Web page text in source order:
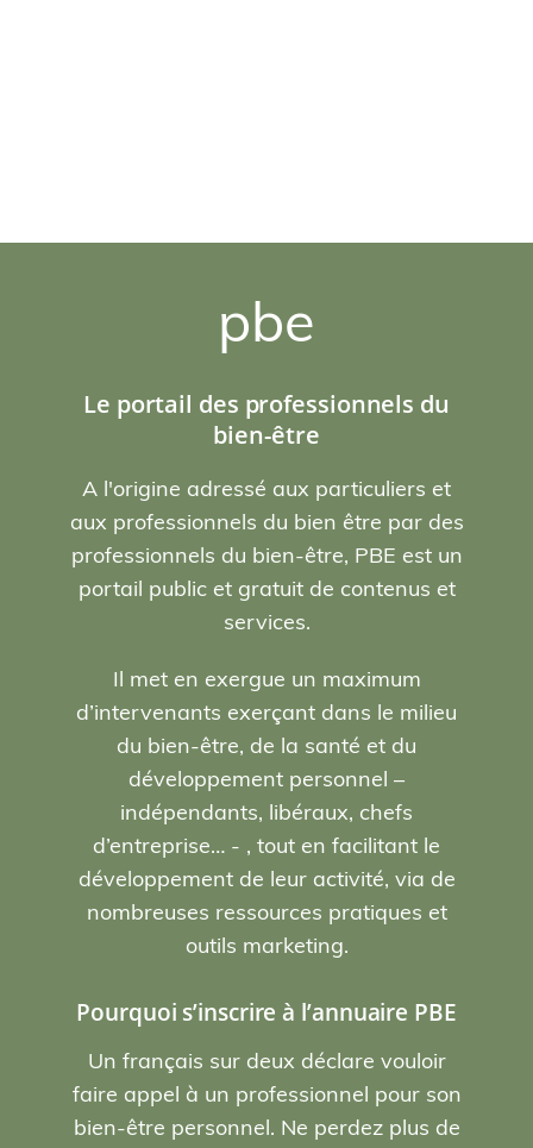
pbe
Le portail des professionnels du
bien-être
A l'origine adressé aux particuliers et
aux professionnels du bien être par des
professionnels du bien-être, PBE est un
portail public et gratuit de contenus et
services.
Il met en exergue un maximum
d’intervenants exerçant dans le milieu
du bien-être, de la santé et du
développement personnel –
indépendants, libéraux, chefs
d’entreprise… - , tout en facilitant le
développement de leur activité, via de
nombreuses ressources pratiques et
outils marketing.
Pourquoi s’inscrire à l’annuaire PBE
Un français sur deux déclare vouloir
faire appel à un professionnel pour son
bien-être personnel. Ne perdez plus de